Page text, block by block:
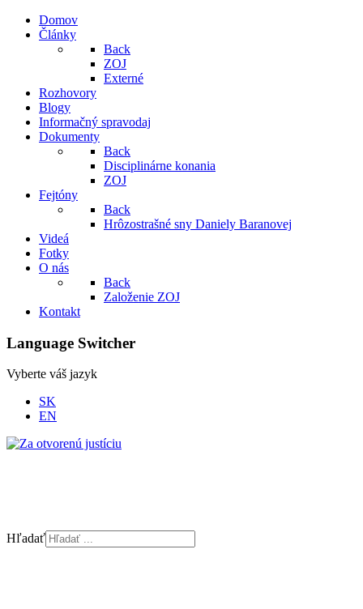
Domov
Články
Back
ZOJ
Externé
Rozhovory
Blogy
Informačný spravodaj
Dokumenty
Back
Disciplinárne konania
ZOJ
Fejtóny
Back
Hrôzostrašné sny Daniely Baranovej
Videá
Fotky
O nás
Back
Založenie ZOJ
Kontakt
Language Switcher
Vyberte váš jazyk
SK
EN
Hľadať